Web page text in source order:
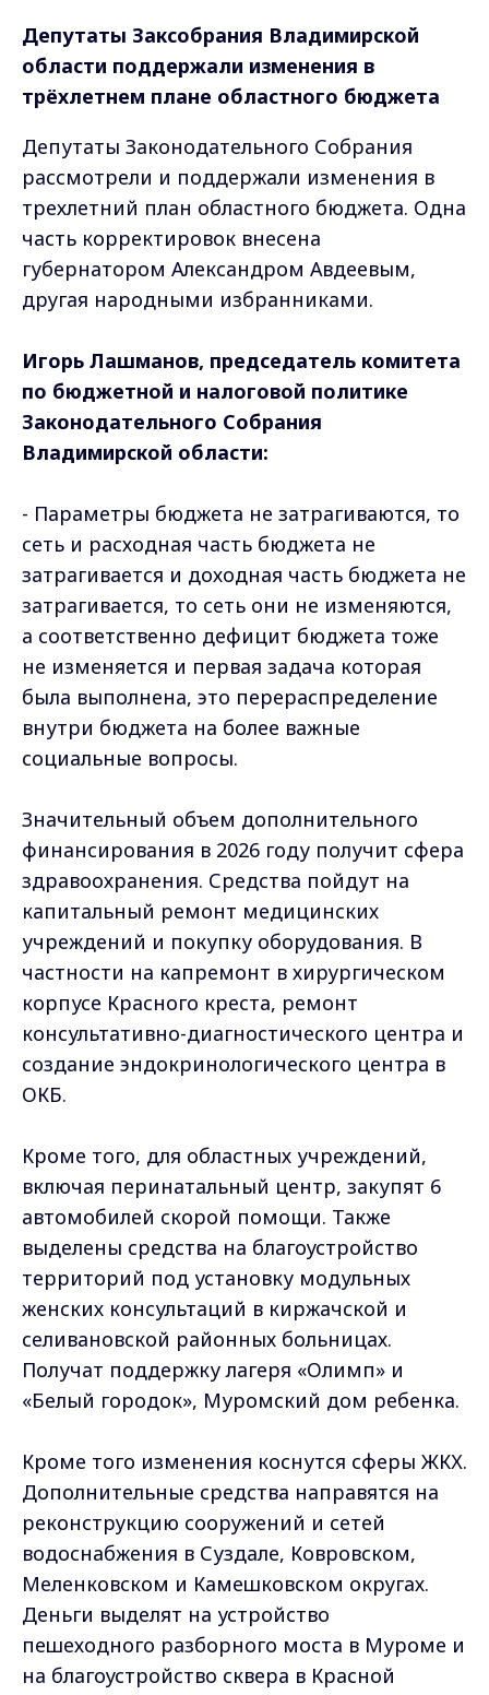
Депутаты Заксобрания Владимирской
области поддержали изменения в
трёхлетнем плане областного бюджета
Депутаты Законодательного Собрания
рассмотрели и поддержали изменения в
трехлетний план областного бюджета. Одна
часть корректировок внесена
губернатором Александром Авдеевым,
другая народными избранниками.
Игорь Лашманов, председатель комитета
по бюджетной и налоговой политике
Законодательного Собрания
Владимирской области:
- Параметры бюджета не затрагиваются, то
сеть и расходная часть бюджета не
затрагивается и доходная часть бюджета не
затрагивается, то сеть они не изменяются,
а соответственно дефицит бюджета тоже
не изменяется и первая задача которая
была выполнена, это перераспределение
внутри бюджета на более важные
социальные вопросы.
Значительный объем дополнительного
финансирования в 2026 году получит сфера
здравоохранения. Средства пойдут на
капитальный ремонт медицинских
учреждений и покупку оборудования. В
частности на капремонт в хирургическом
корпусе Красного креста, ремонт
консультативно-диагностического центра и
создание эндокринологического центра в
ОКБ.
Кроме того, для областных учреждений,
включая перинатальный центр, закупят 6
автомобилей скорой помощи. Также
выделены средства на благоустройство
территорий под установку модульных
женских консультаций в киржачской и
селивановской районных больницах.
Получат поддержку лагеря «Олимп» и
«Белый городок», Муромский дом ребенка.
Кроме того изменения коснутся сферы ЖКХ.
Дополнительные средства направятся на
реконструкцию сооружений и сетей
водоснабжения в Суздале, Ковровском,
Меленковском и Камешковском округах.
Деньги выделят на устройство
пешеходного разборного моста в Муроме и
на благоустройство сквера в Красной